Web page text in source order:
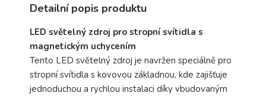
Detailní popis produktu
LED světelný zdroj pro stropní svítidla s
magnetickým uchycením
Tento LED světelný zdroj je navržen speciálně pro
stropní svítidla s kovovou základnou, kde zajišťuje
jednoduchou a rychlou instalaci díky vbudovaným